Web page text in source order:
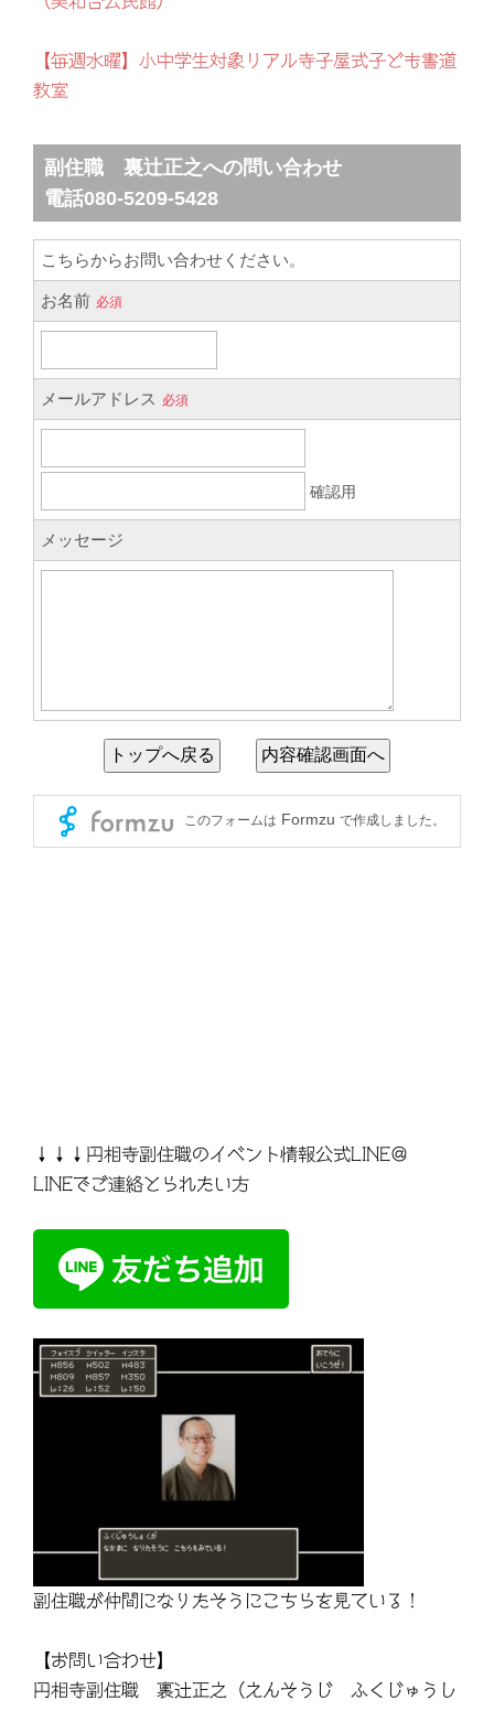
【毎週水曜】小中学生対象リアル寺子屋式子ども書道
教室
↓↓↓円相寺副住職のイベント情報公式LINE＠
LINEでご連絡とられたい方
副住職が仲間になりたそうにこちらを見ている！
【お問い合わせ】
円相寺副住職 裏辻正之（えんそうじ ふくじゅうし